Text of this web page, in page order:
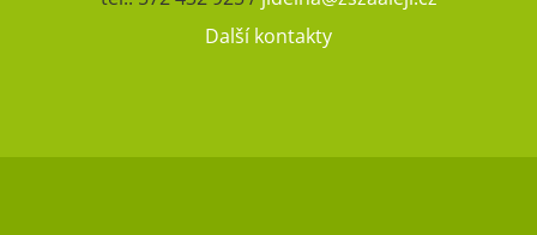
Další kontakty